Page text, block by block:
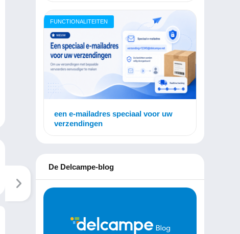
FUNCTIONALITEITEN
een e-mailadres speciaal voor uw
verzendingen
De Delcampe-blog